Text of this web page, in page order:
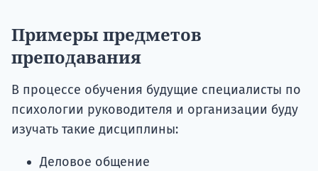
Примеры предметов
преподавания
В процессе обучения будущие специалисты по
психологии руководителя и организации буду
изучать такие дисциплины:
Деловое общение